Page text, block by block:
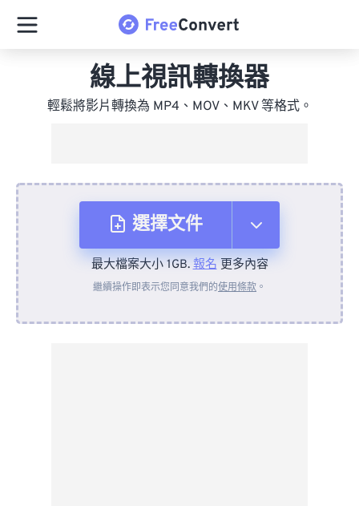
線上視訊轉換器
輕鬆將影片轉換為 MP4、MOV、MKV 等格式。
選擇文件
來自裝置
最大檔案大小 1GB.報名更多內容
繼續操作即表示您同意我們的使用條款 。